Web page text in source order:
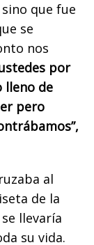
que fue
se
nos
por
lleno de
pero
al
de la
llevaría
su vida.